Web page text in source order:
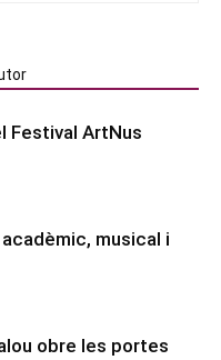
Festival ArtNus
musical i
obre les portes